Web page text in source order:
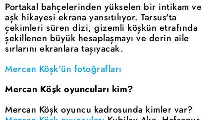
Portakal bahçelerinden yükselen bir intikam ve
aşk hikayesi ekrana yansıtılıyor. Tarsus'ta
çekimleri süren dizi, gizemli köşkün etrafında
şekillenen büyük hesaplaşmayı ve derin aile
sırlarını ekranlara taşıyacak.
Mercan Köşk'ün fotoğrafları
Mercan Köşk oyuncuları kim?
Mercan Köşk oyuncu kadrosunda kimler var?